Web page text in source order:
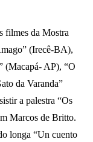
filmes da Mostra
(Irecê-BA),
(Macapá- AP), “O
da Varanda”
a palestra “Os
Marcos de Britto.
longa “Un cuento